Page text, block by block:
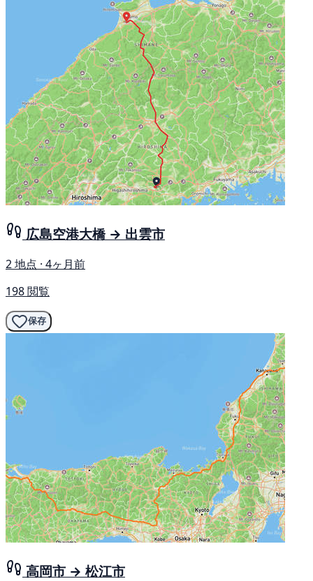
広島空港大橋 → 出雲市
2 地点 · 4ヶ月前
198 閲覧
保存
高岡市 → 松江市